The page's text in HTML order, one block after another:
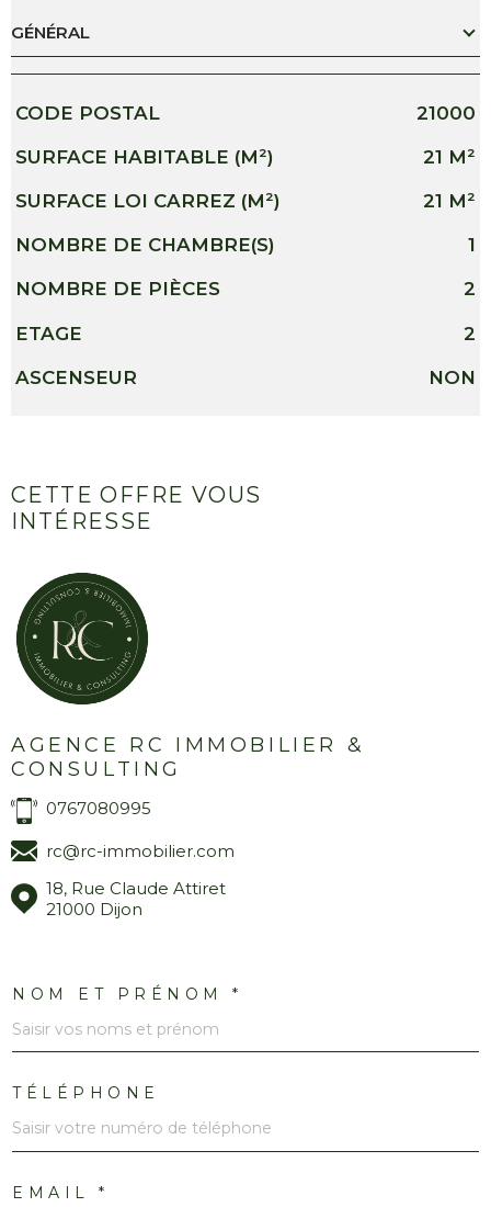
GÉNÉRAL
Caractérisque Valeurs
CODE POSTAL 21000
SURFACE HABITABLE (M²) 21 M²
SURFACE LOI CARREZ (M²) 21 M²
NOMBRE DE CHAMBRE(S) 1
NOMBRE DE PIÈCES 2
ETAGE 2
ASCENSEUR NON
CETTE OFFRE VOUS
INTÉRESSE
AGENCE RC IMMOBILIER &
CONSULTING
0767080995
rc@rc-immobilier.com
18, Rue Claude Attiret
21000 Dijon
NOM ET PRÉNOM *
TÉLÉPHONE
EMAIL *